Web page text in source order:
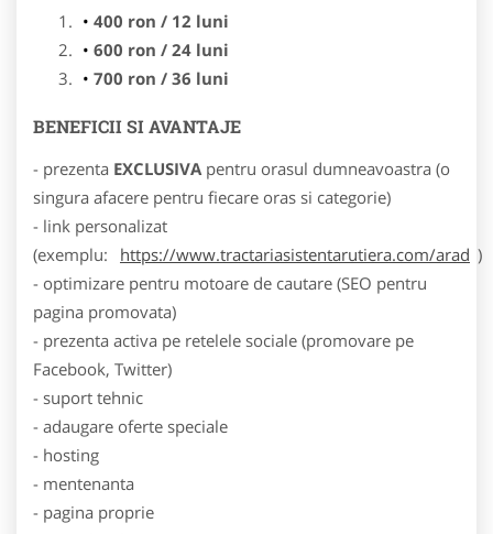
400 ron / 12 luni
600 ron / 24 luni
700 ron / 36 luni
BENEFICII SI AVANTAJE
- prezenta EXCLUSIVApentru orasul dumneavoastra (o
singura afacere pentru fiecare oras si categorie)
- link personalizat
(exemplu:
https://www.tractariasistentarutiera.com/arad )
- optimizare pentru motoare de cautare (SEO pentru
pagina promovata)
- prezenta activa pe retelele sociale (promovare pe
Facebook, Twitter)
- suport tehnic
- adaugare oferte speciale
- hosting
- mentenanta
- pagina proprie